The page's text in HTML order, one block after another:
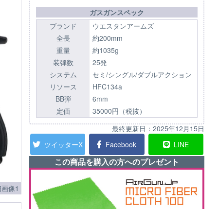
ガスガンスペック
ブランド
ウエスタンアームズ
全長
約200mm
重量
約1035g
装弾数
25発
システム
セミ/シングル/ダブルアクション
リソース
HFC134a
BB弾
6mm
定価
35000円（税抜）
最終更新日： 2025年12月15日
ツイッターX
Facebook LINE
この商品を購入の方へのプレゼント
像1